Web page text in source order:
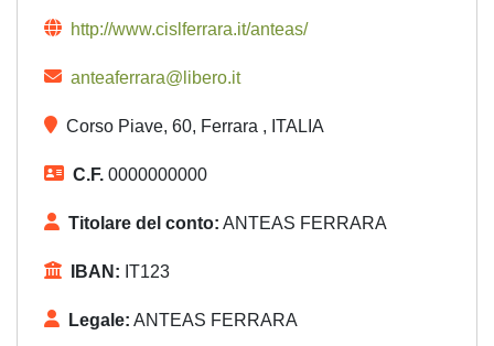
http://www.cislferrara.it/anteas/
anteaferrara@libero.it
Corso Piave, 60, Ferrara , ITALIA
C.F. 0000000000
Titolare del conto: ANTEAS FERRARA
IBAN: IT123
Legale: ANTEAS FERRARA